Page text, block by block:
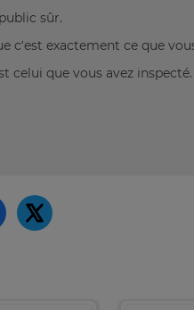
sûr.
c’est exactement ce que
celui que vous avez inspecté.